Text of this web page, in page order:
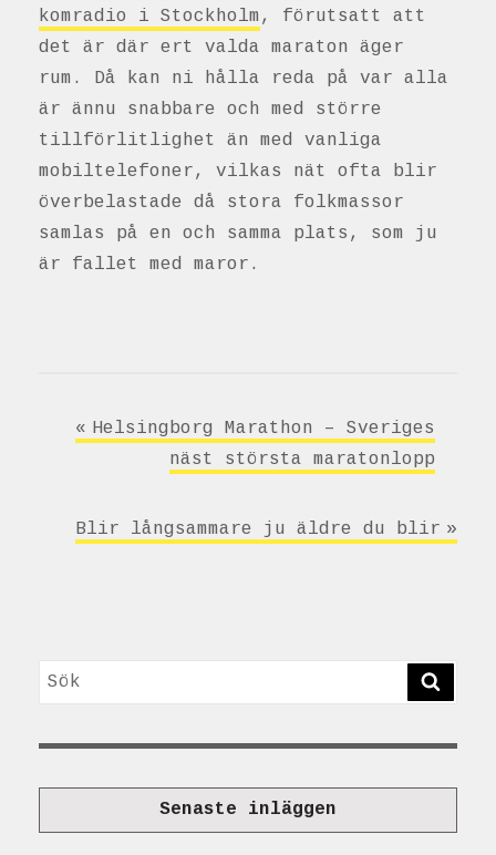
komradio i Stockholm , förutsatt att
det är där ert valda maraton äger
rum. Då kan ni hålla reda på var alla
är ännu snabbare och med större
tillförlitlighet än med vanliga
mobiltelefoner, vilkas nät ofta blir
överbelastade då stora folkmassor
samlas på en och samma plats, som ju
är fallet med maror.
Inläggsnavigering
Helsingborg Marathon – Sveriges
näst största maratonlopp
Blir långsammare ju äldre du blir
Sök
Senaste inläggen